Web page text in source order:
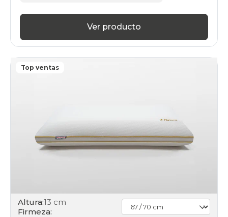
Ver producto
Top ventas
Altura:13 cm
Firmeza: